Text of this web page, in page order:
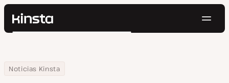
Kinsta®
Precios
Buscar
Home
Centro de Recursos
Blog
Noticias Kinsta
Kinsta lanza la Protección contra Bots para sitios de